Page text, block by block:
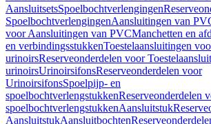
AansluitsetsSpoelbochtverlengingen
SpoelbochtverlengingenAansluitingen van
voor Aansluitingen van PVCManchetten en
en verbindingsstukkenToestelaansluitingen
urinoirsReserveonderdelen voor
urinoirsUrinoirsifonsReserveonderdelen voor
UrinoirsifonsSpoelpijp- en
spoelbochtverlengstukkenReserveonderdelen
spoelbochtverlengstukkenAansluitstuk
AansluitstukAansluitbochten